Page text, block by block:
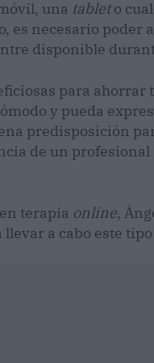
una tableto
es necesario poder
disponible
para ahorrar
y pueda
predisposición
de un
terapia online,
a cabo este